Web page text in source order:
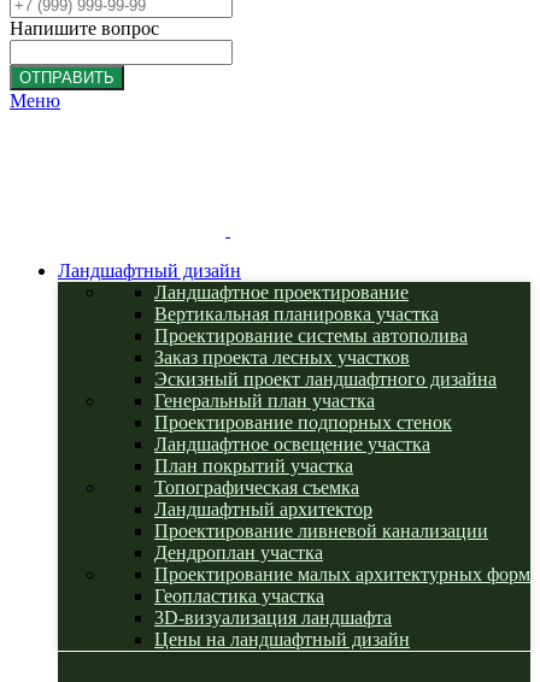
Напишите вопрос
ОТПРАВИТЬ
Меню
Ландшафтный дизайн
Ландшафтное проектирование
Вертикальная планировка участка
Проектирование системы автополива
Заказ проекта лесных участков
Эскизный проект ландшафтного дизайна
Генеральный план участка
Проектирование подпорных стенок
Ландшафтное освещение участка
План покрытий участка
Топографическая съемка
Ландшафтный архитектор
Проектирование ливневой канализации
Дендроплан участка
Проектирование малых архитектурных форм
Геопластика участка
3D-визуализация ландшафта
Цены на ландшафтный дизайн